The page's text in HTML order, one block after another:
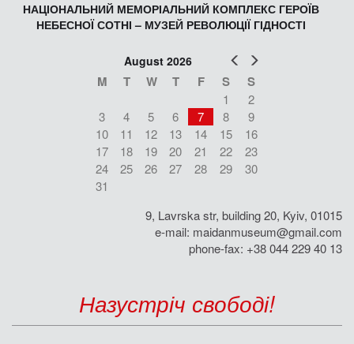
НАЦІОНАЛЬНИЙ МЕМОРІАЛЬНИЙ КОМПЛЕКС ГЕРОЇВ
НЕБЕСНОЇ СОТНІ – МУЗЕЙ РЕВОЛЮЦІЇ ГІДНОСТІ
Prev
August 2026
M T W T F S S
1
2
3
4 5 6 7 8
9
10
11 12 13 14 15
16
17
18 19 20 21 22
23
24
25 26 27 28 29
30
31
9, Lavrska str, building 20, Kyiv, 01015
e-mail: maidanmuseum@gmail.com
phone-fax: +38 044 229 40 13
Назустріч свободі!